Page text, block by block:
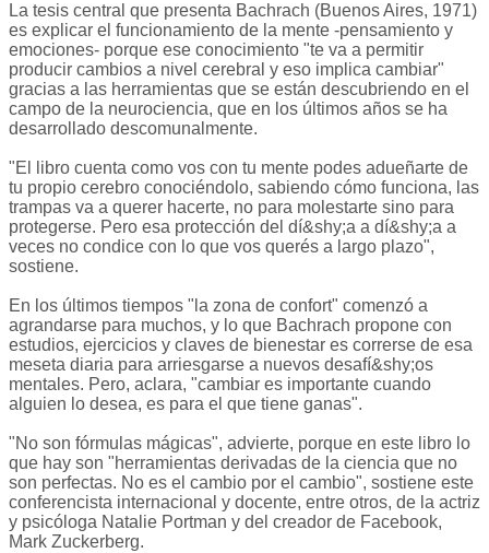
La tesis central que presenta Bachrach (Buenos Aires, 1971)
es explicar el funcionamiento de la mente -pensamiento y
emociones- porque ese conocimiento "te va a permitir
producir cambios a nivel cerebral y eso implica cambiar"
gracias a las herramientas que se están descubriendo en el
campo de la neurociencia, que en los últimos años se ha
desarrollado descomunalmente.
"El libro cuenta como vos con tu mente podes adueñarte de
tu propio cerebro conociéndolo, sabiendo cómo funciona, las
trampas va a querer hacerte, no para molestarte sino para
protegerse. Pero esa protección del dí&shy;a a dí&shy;a a
veces no condice con lo que vos querés a largo plazo",
sostiene.
En los últimos tiempos "la zona de confort" comenzó a
agrandarse para muchos, y lo que Bachrach propone con
estudios, ejercicios y claves de bienestar es correrse de esa
meseta diaria para arriesgarse a nuevos desafí&shy;os
mentales. Pero, aclara, "cambiar es importante cuando
alguien lo desea, es para el que tiene ganas".
"No son fórmulas mágicas", advierte, porque en este libro lo
que hay son "herramientas derivadas de la ciencia que no
son perfectas. No es el cambio por el cambio", sostiene este
conferencista internacional y docente, entre otros, de la actriz
y psicóloga Natalie Portman y del creador de Facebook,
Mark Zuckerberg.